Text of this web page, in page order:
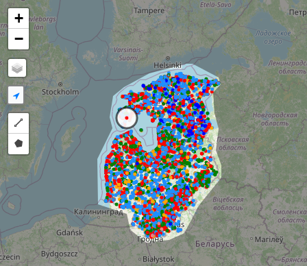
+
−
Draw a polyline
Draw a polygon